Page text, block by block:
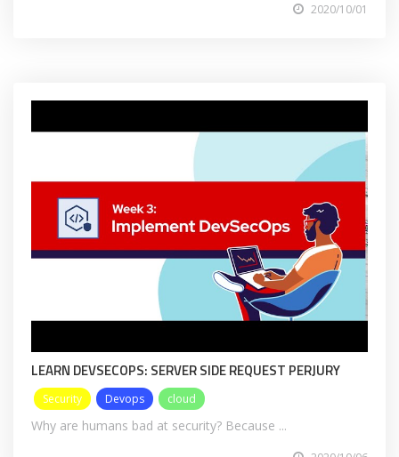
2020/10/01
LEARN DEVSECOPS: SERVER SIDE REQUEST PERJURY
Security Devops cloud
Why are humans bad at security? Because ...